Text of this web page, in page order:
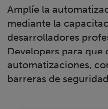
Amplíe la
mediante la
desarrolladores
Developers para que
automatizaciones,
barreras de